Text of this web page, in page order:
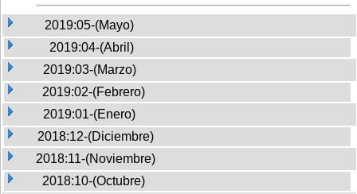
2019:05-(Mayo)
2019:04-(Abril)
2019:03-(Marzo)
2019:02-(Febrero)
2019:01-(Enero)
2018:12-(Diciembre)
2018:11-(Noviembre)
2018:10-(Octubre)